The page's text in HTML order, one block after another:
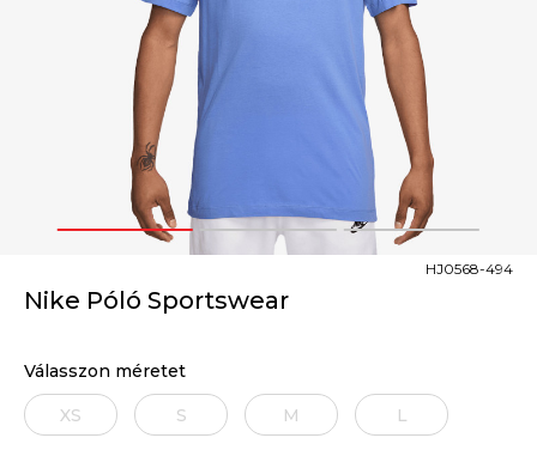
1 2 3
Nike Póló Sportswear
HJ0568-494
Válasszon méretet
XS S M L